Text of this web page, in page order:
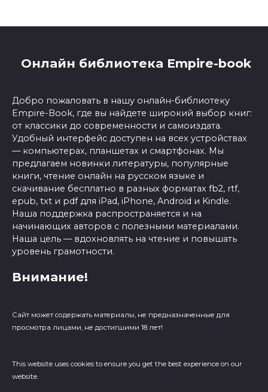
Онлайн библиотека Empire-book
Добро пожаловать в нашу онлайн-библиотеку
Empire-Book, где вы найдете широкий выбор книг:
от классики до современности и самоиздата.
Удобный интерфейс доступен на всех устройствах
— компьютерах, планшетах и смартфонах. Мы
предлагаем новинки литературы, популярные
книги, чтение онлайн на русском языке и
скачивание бесплатно в разных форматах fb2, rtf,
epub, txt и pdf для iPad, iPhone, Android и Kindle.
Наша поддержка распространяется и на
начинающих авторов с полезными материалами.
Наша цель — вдохновлять на чтение и повышать
уровень грамотности.
Внимание!
Сайт может содержать материалы, не предназначенные для
просмотра лицами, не достигшими 18 лет!
This website uses cookies to ensure you get the best experience on our
website.